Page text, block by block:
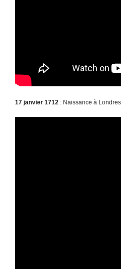
17 janvier 1712 : Naissance à